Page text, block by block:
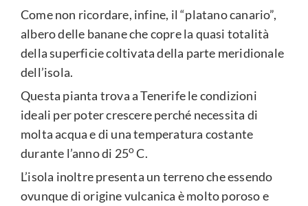
Come non ricordare, infine, il “platano canario”,
albero delle banane che copre la quasi totalità
della superficie coltivata della parte meridionale
dell’isola.
Questa pianta trova a Tenerife le condizioni
ideali per poter crescere perché necessita di
molta acqua e di una temperatura costante
durante l’anno di 25o C.
L’isola inoltre presenta un terreno che essendo
ovunque di origine vulcanica è molto poroso e